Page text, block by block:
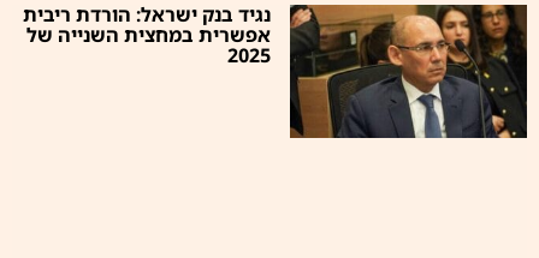
נגיד בנק ישראל: הורדת ריבית
אפשרית במחצית השנייה של
2025